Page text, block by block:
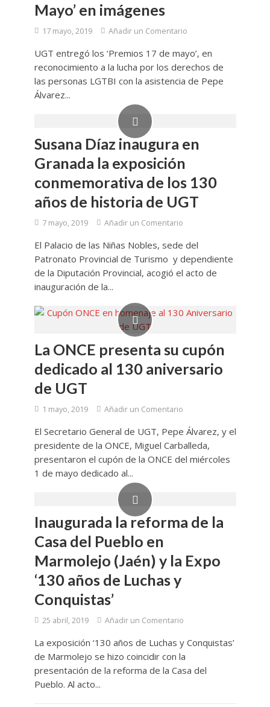
Mayo’ en imágenes
17 mayo, 2019 Añadir un Comentario
UGT entregó los ‘Premios 17 de mayo’, en
reconocimiento a la lucha por los derechos de
las personas LGTBI con la asistencia de Pepe
Álvarez...
Susana Díaz inaugura en
Granada la exposición
conmemorativa de los 130
años de historia de UGT
7 mayo, 2019 Añadir un Comentario
El Palacio de las Niñas Nobles, sede del
Patronato Provincial de Turismo y dependiente
de la Diputación Provincial, acogió el acto de
inauguración de la...
La ONCE presenta su cupón
dedicado al 130 aniversario
de UGT
1 mayo, 2019 Añadir un Comentario
El Secretario General de UGT, Pepe Álvarez, y el
presidente de la ONCE, Miguel Carballeda,
presentaron el cupón de la ONCE del miércoles
1 de mayo dedicado al...
Inaugurada la reforma de la
Casa del Pueblo en
Marmolejo (Jaén) y la Expo
‘130 años de Luchas y
Conquistas’
25 abril, 2019 Añadir un Comentario
La exposición ‘130 años de Luchas y Conquistas’
de Marmolejo se hizo coincidir con la
presentación de la reforma de la Casa del
Pueblo. Al acto...